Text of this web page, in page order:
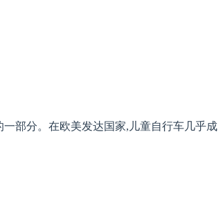
部分。在欧美发达国家,儿童自行车几乎成